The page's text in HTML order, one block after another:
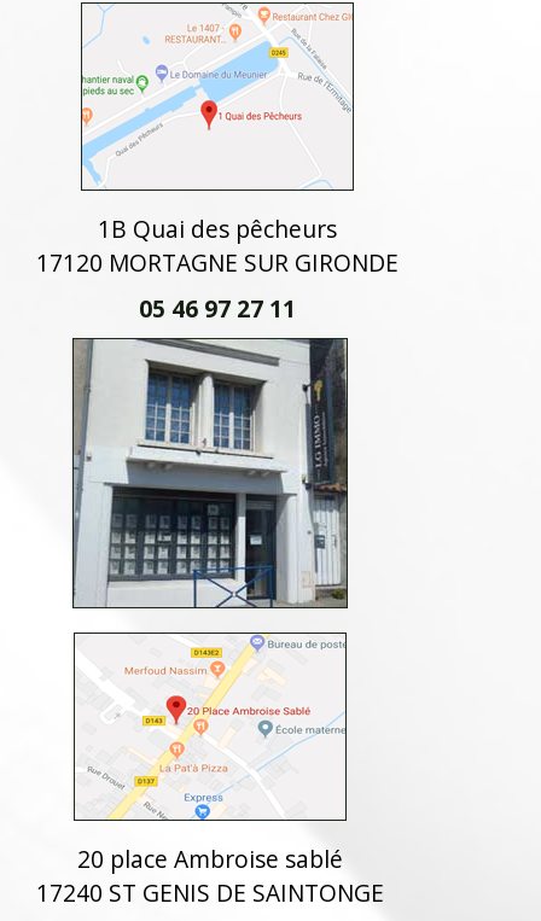
1B Quai des pêcheurs
17120 MORTAGNE SUR GIRONDE
05 46 97 27 11
20 place Ambroise sablé
17240 ST GENIS DE SAINTONGE